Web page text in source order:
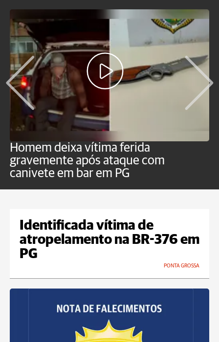
Homem deixa vítima ferida
gravemente após ataque com
canivete em bar em PG
Identificada vítima de
atropelamento na BR-376 em
PG
PONTA GROSSA